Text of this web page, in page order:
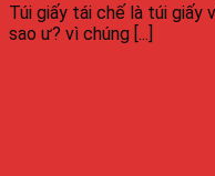
Túi giấy tái chế là túi giấy
sao ư? vì chúng [...]